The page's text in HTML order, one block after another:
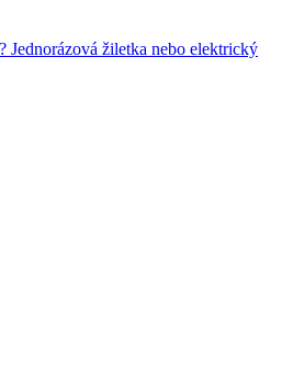
Jednorázová žiletka nebo elektrický